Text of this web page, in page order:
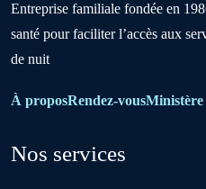
Boulanouare
Bouznika
Deroua
Entreprise familiale fondée en
santé pour faciliter l’accès aux
de nuit
À proposRendez-vousMinistère
Nos services